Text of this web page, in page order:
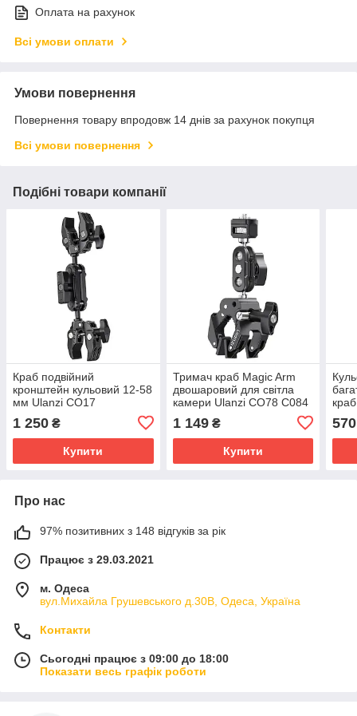
Оплата на рахунок
Всі умови оплати
Умови повернення
Повернення товару впродовж 14 днів за рахунок покупця
Всі умови повернення
Подібні товари компанії
Краб подвійний
кронштейн кульовий 12-58
мм Ulanzi CO17
1 250 ₴
Купити
Тримач краб Magic Arm
двошаровий для світла
камери Ulanzi CO78 C084
1 149₴
Купити
570
Про нас
97% позитивних з 148 відгуків за рік
Працює з 29.03.2021
м. Одеса
вул.Михайла Грушевського д.30В, Одеса, Україна
Контакти
Сьогодні працює з 09:00 до 18:00
Показати весь графік роботи